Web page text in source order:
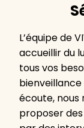
L’équipe de
accueillir du
tous vos
écoute, nous
proposer